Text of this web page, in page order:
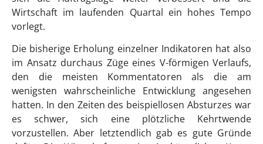
Wirtschaft im laufenden Quartal ein hohes Tempo
vorlegt.
Die bisherige Erholung einzelner Indikatoren hat also
im Ansatz durchaus Züge eines V-förmigen Verlaufs,
den die meisten Kommentatoren als die am
wenigsten wahrscheinliche Entwicklung angesehen
hatten. In den Zeiten des beispiellosen Absturzes war
es schwer, sich eine plötzliche Kehrtwende
vorzustellen. Aber letztendlich gab es gute Gründe